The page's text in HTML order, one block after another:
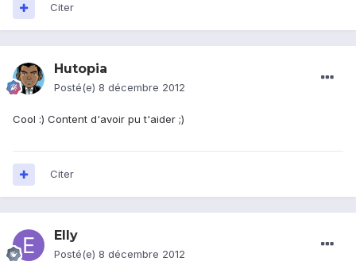
Citer
Hutopia
Posté(e) 8 décembre 2012
Cool :) Content d'avoir pu t'aider ;)
Citer
Elly
Posté(e) 8 décembre 2012